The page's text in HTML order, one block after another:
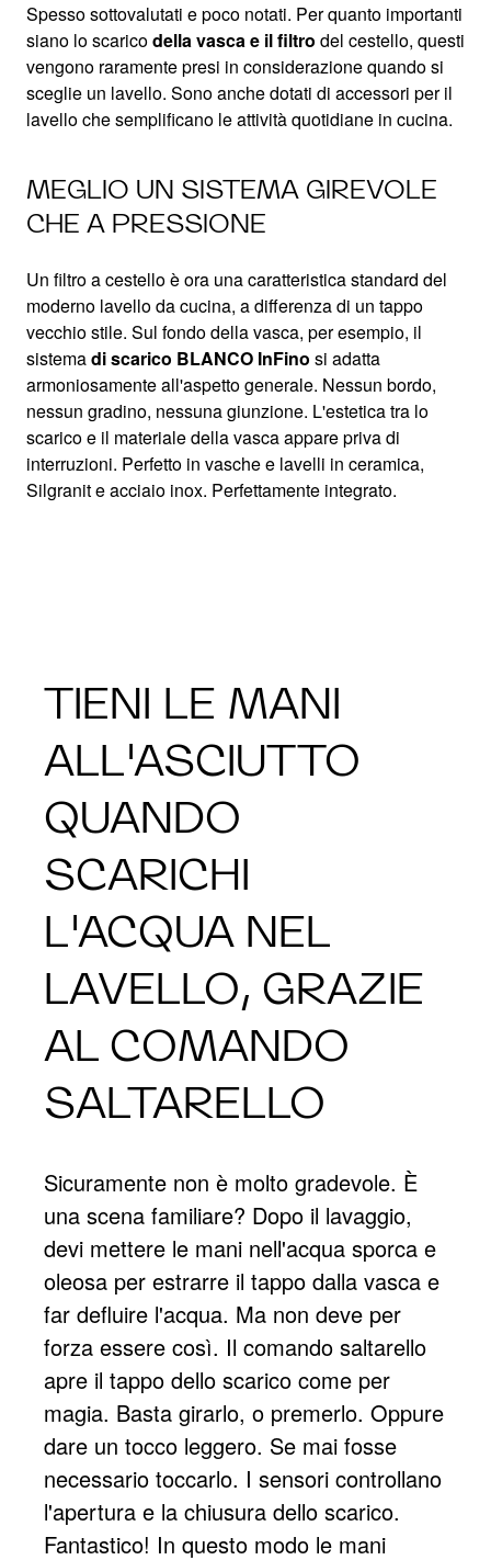
Spesso sottovalutati e poco notati. Per quanto importanti
siano lo scaricodella vasca e il filtro del cestello, questi
vengono raramente presi in considerazione quando si
sceglie un lavello. Sono anche dotati di accessori per il
lavello che semplificano le attività quotidiane in cucina.
MEGLIO UN SISTEMA GIREVOLE
CHE A PRESSIONE
Un filtro a cestello è ora una caratteristica standard del
moderno lavello da cucina, a differenza di un tappo
vecchio stile. Sul fondo della vasca, per esempio, il
sistemadi scarico BLANCO InFino si adatta
armoniosamente all'aspetto generale. Nessun bordo,
nessun gradino, nessuna giunzione. L'estetica tra lo
scarico e il materiale della vasca appare priva di
interruzioni. Perfetto in vasche e lavelli in ceramica,
Silgranit e acciaio inox. Perfettamente integrato.
TIENI LE MANI
ALL'ASCIUTTO
QUANDO
SCARICHI
L'ACQUA NEL
LAVELLO, GRAZIE
AL COMANDO
SALTARELLO
Sicuramente non è molto gradevole. È
una scena familiare? Dopo il lavaggio,
devi mettere le mani nell'acqua sporca e
oleosa per estrarre il tappo dalla vasca e
far defluire l'acqua. Ma non deve per
forza essere così. Il comando saltarello
apre il tappo dello scarico come per
magia. Basta girarlo, o premerlo. Oppure
dare un tocco leggero. Se mai fosse
necessario toccarlo. I sensori controllano
l'apertura e la chiusura dello scarico.
Fantastico! In questo modo le mani